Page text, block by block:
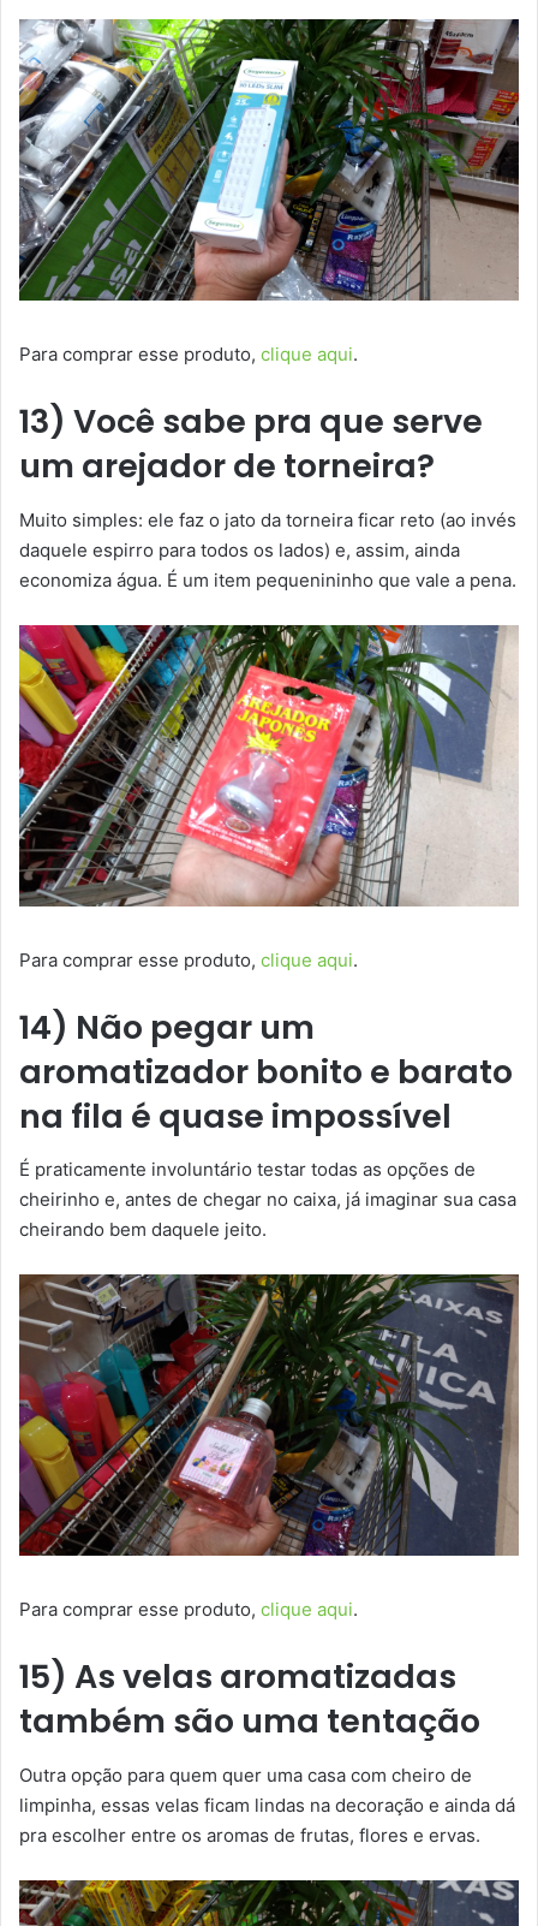
Para comprar esse produto, clique aqui.
13) Você sabe pra que serve
um arejador de torneira?
Muito simples: ele faz o jato da torneira ficar reto (ao invés
daquele espirro para todos os lados) e, assim, ainda
economiza água. É um item pequenininho que vale a pena.
Para comprar esse produto, clique aqui.
14) Não pegar um
aromatizador bonito e barato
na fila é quase impossível
É praticamente involuntário testar todas as opções de
cheirinho e, antes de chegar no caixa, já imaginar sua casa
cheirando bem daquele jeito.
Para comprar esse produto, clique aqui.
15) As velas aromatizadas
também são uma tentação
Outra opção para quem quer uma casa com cheiro de
limpinha, essas velas ficam lindas na decoração e ainda dá
pra escolher entre os aromas de frutas, flores e ervas.